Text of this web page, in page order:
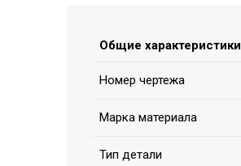
Общие характеристики
Номер чертежа
Марка материала
Тип детали